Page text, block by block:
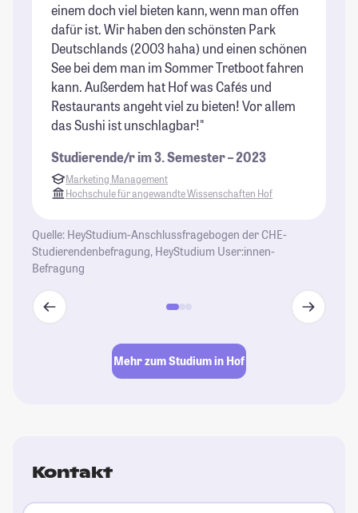
einem doch viel bieten kann, wenn man offen
dafür ist. Wir haben den schönsten Park
Deutschlands (2003 haha) und einen schönen
See bei dem man im Sommer Tretboot fahren
kann. Außerdem hat Hof was Cafés und
Restaurants angeht viel zu bieten! Vor allem
das Sushi ist unschlagbar!"
Studierende/r im 3. Semester – 2023
Marketing Management
Hochschule für angewandte Wissenschaften Hof
Quelle: HeyStudium-Anschlussfragebogen der CHE-
Studierendenbefragung, HeyStudium User:innen-
Befragung
Mehr zum Studium in Hof
Kontakt